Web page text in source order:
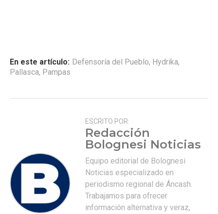
En este artículo: Defensoría del Pueblo, Hydrika,
Pallasca, Pampas
ESCRITO POR:
Redacción
Bolognesi Noticias
Equipo editorial de Bolognesi
Noticias especializado en
periodismo regional de Áncash.
Trabajamos para ofrecer
información alternativa y veraz,